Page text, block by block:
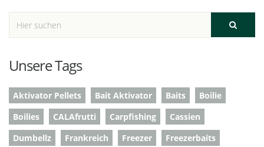
Unsere Tags
Aktivator Pellets Bait Aktivator Baits
Boilie
Boilies
CALAfrutti Carpfishing
Cassien
Dumbellz
Frankreich Freezer
Freezerbaits